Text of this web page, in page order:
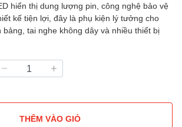
hiển thị dung lượng pin, công nghệ bảo vệ
kế tiện lợi, đây là phụ kiện lý tưởng cho
tai nghe không dây và nhiều thiết bị
THÊM VÀO GIỎ